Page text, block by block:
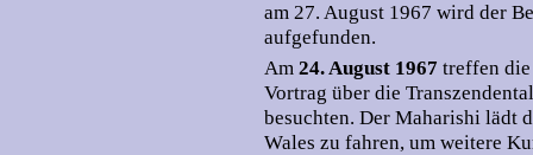
am 27. August 1967 wird der
aufgefunden.
Am 24. August 1967 treffen die
Vortrag über die
besuchten. Der Maharishi lädt
Wales zu fahren, um weitere